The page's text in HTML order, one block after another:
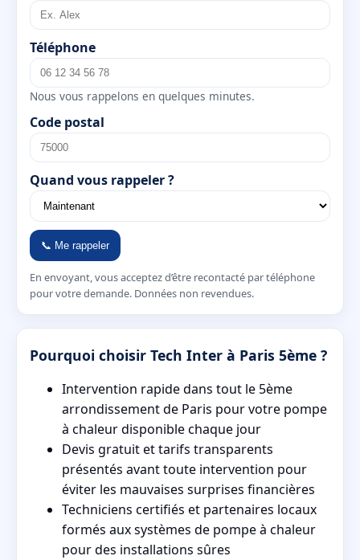
Téléphone
Nous vous rappelons en quelques minutes.
Code postal
Quand vous rappeler ?
📞 Me rappeler
En envoyant, vous acceptez d’être recontacté par téléphone
pour votre demande. Données non revendues.
Pourquoi choisir Tech Inter à Paris 5ème ?
Intervention rapide dans tout le 5ème
arrondissement de Paris pour votre pompe
à chaleur disponible chaque jour
Devis gratuit et tarifs transparents
présentés avant toute intervention pour
éviter les mauvaises surprises financières
Techniciens certifiés et partenaires locaux
formés aux systèmes de pompe à chaleur
pour des installations sûres